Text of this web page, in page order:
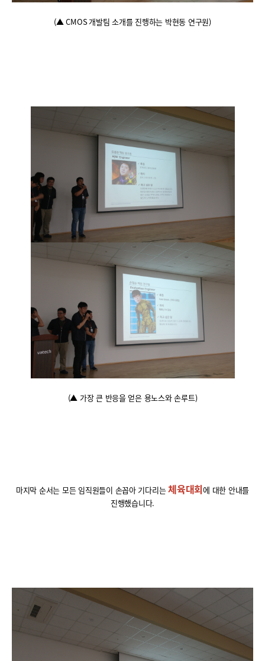
(▲CMOS개발팀 소개를 진행하는 박현동 연구원)
(▲ 가장 큰 반응을 얻은 용노스와 손루트)
마지막 순서는 모든 임직원들이 손꼽아 기다리는체육대회에 대한 안내를
진행했습니다.